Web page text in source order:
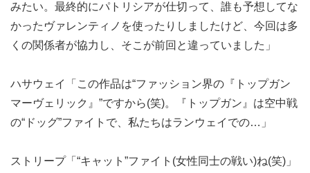
みたい。最終的にパトリシアが仕切って、誰も予想してな
かったヴァレンティノを使ったりしましたけど、今回は多
くの関係者が協力し、そこが前回と違っていました」
ハサウェイ「この作品は“ファッション界の『トップガン
マーヴェリック』”ですから(笑)。『トップガン』は空中戦
の“ドッグ”ファイトで、私たちはランウェイでの…」
ストリープ「“キャット”ファイト(女性同士の戦い)ね(笑)」